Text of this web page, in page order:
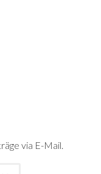
via E-Mail.